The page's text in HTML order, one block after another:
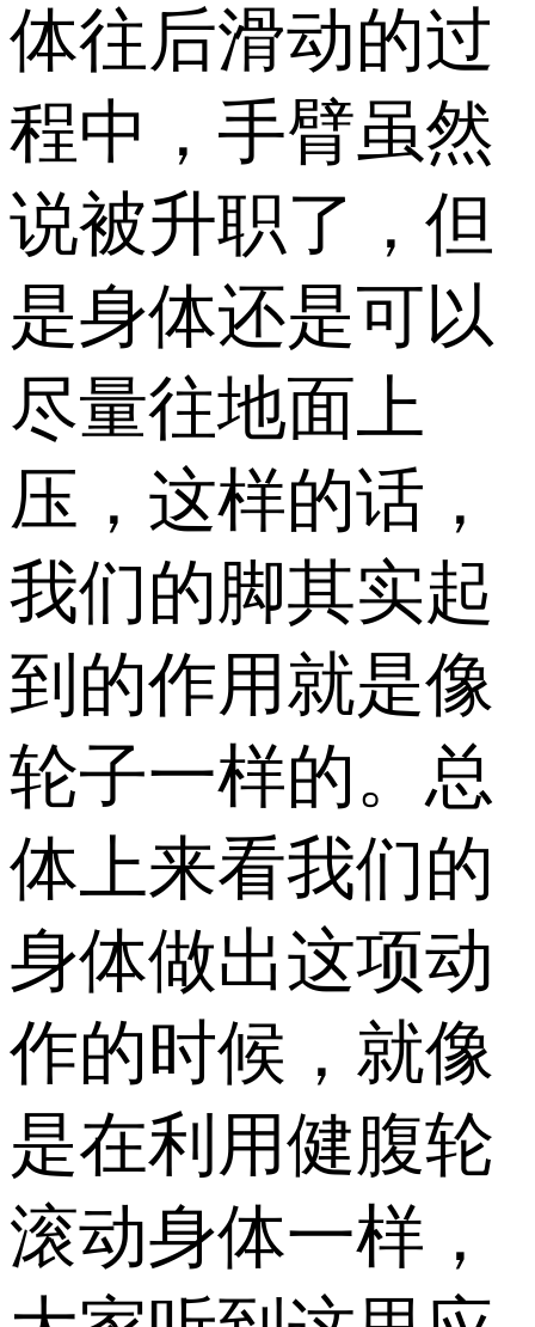
体往后滑动的过
程中，手臂虽然
说被升职了，但
是身体还是可以
尽量往地面上
压，这样的话，
我们的脚其实起
到的作用就是像
轮子一样的。总
体上来看我们的
身体做出这项动
作的时候，就像
是在利用健腹轮
滚动身体一样，